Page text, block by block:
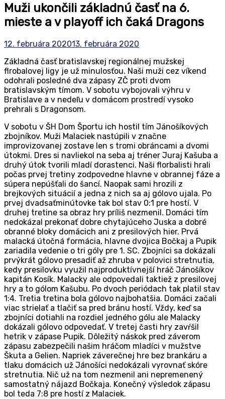
Muži ukončili základnú časť na 6.
mieste a v playoff ich čaká Dragons
12. februára 202013. februára 2020
Základná časť bratislavskej regionálnej mužskej
flrobalovej ligy je už minulosťou. Naši muži cez víkend
odohrali posledné dva zápasy ZČ proti dvom
bratislavským tímom. V sobotu vybojovali výhru v
Bratislave a v nedeľu v domácom prostredí vysoko
prehrali s Dragonsom.
V sobotu v ŠH Dom Športu ich hostil tím Jánošíkových
zbojníkov. Muži Malaciek nastúpili v značne
improvizovanej zostave len s tromi obráncami a dvomi
útokmi. Dres si navliekol na seba aj tréner Juraj Kašuba a
druhý útok tvorili mladí dorastenci. Naši florbalisti hrali
počas prvej tretiny zodpovedne hlavne v obrannej fáze a
súpera nepúšťali do šancí. Naopak sami hrozili z
brejkových situácií a jedna z nich sa aj gólovo ujala. Po
prvej dvadsaťminútovke tak bol stav 0:1 pre hostí. V
druhej tretine sa obraz hry príliš nezmenil. Domáci tím
nedokázal prekonať dobre chytajúceho Juska a dobré
obranné bloky domácich ani z presilových hier. Prvá
malacká útočná formácia, hlavne dvojica Bočkaj a Pupik
zariadila vedenie o tri góly pre 1. SC. Zbojníci sa dokázali
prvýkrát gólovo presadiť až zhruba v polovici stretnutia,
kedy presilovku využil najproduktívnejší hráč Jánošíkov
kapitán Kosík. Malacky ale odpovedali taktiež z presilovej
hry a to gólom Kašubu. Po dvoch periódach tak platil stav
1:4. Tretia tretina bola gólovo najbohatšia. Domáci začali
viac strielať a tlačiť sa pred bránu hostí. Vždy, keď sa
zbojníci dotiahli na rozdiel jedného gólu ale Malacky
dokázali gólovo odpovedať. V tretej časti hry zavŕšil
hetrik v zápase Pupik. Dôležitý náskok pred záverom
zápasu zabezpečili našim hráčom mladíci v mužstve
Škuta a Gelien. Napriek záverečnej hre bez brankáru a
tlaku domácich už Jánošíci nedokázali vyrovnať skóre
stretnutia. Nič už na tom nezmenil ani nepremenený
samostatný nájazd Bočkaja. Konečný výsledok zápasu
bol teda 7:8 pre hostí z Malaciek.